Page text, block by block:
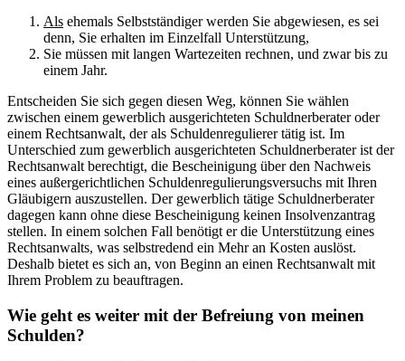
Als ehemals Selbstständiger werden Sie abgewiesen, es sei
denn, Sie erhalten im Einzelfall Unterstützung,
Sie müssen mit langen Wartezeiten rechnen, und zwar bis zu
einem Jahr.
Entscheiden Sie sich gegen diesen Weg, können Sie wählen
zwischen einem gewerblich ausgerichteten Schuldnerberater oder
einem Rechtsanwalt, der als Schuldenregulierer tätig ist. Im
Unterschied zum gewerblich ausgerichteten Schuldnerberater ist der
Rechtsanwalt berechtigt, die Bescheinigung über den Nachweis
eines außergerichtlichen Schuldenregulierungsversuchs mit Ihren
Gläubigern auszustellen. Der gewerblich tätige Schuldnerberater
dagegen kann ohne diese Bescheinigung keinen Insolvenzantrag
stellen. In einem solchen Fall benötigt er die Unterstützung eines
Rechtsanwalts, was selbstredend ein Mehr an Kosten auslöst.
Deshalb bietet es sich an, von Beginn an einen Rechtsanwalt mit
Ihrem Problem zu beauftragen.
Wie geht es weiter mit der Befreiung von meinen
Schulden?